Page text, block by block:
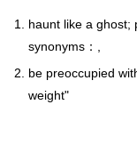
haunt like a ghost;
synonyms：,
be preoccupied
weight"